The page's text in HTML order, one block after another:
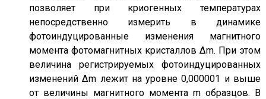
позволяет при криогенных температурах
непосредственно измерить в динамике
фотоиндуцированные изменения магнитного
момента фотомагнитных кристаллов Δm. При этом
величина регистрируемых фотоиндуцированных
изменений Δm лежит на уровне 0,000001 и выше
от величины магнитного момента m образцов. В